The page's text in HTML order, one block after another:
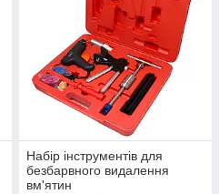
Набір інструментів для
безбарвного видалення
вм'ятин